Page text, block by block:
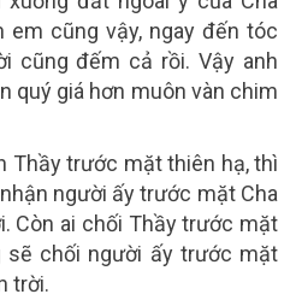
em cũng vậy, ngay đến tóc
cũng đếm cả rồi. Vậy anh
quý giá hơn muôn vàn chim
Thầy trước mặt thiên hạ, thì
người ấy trước mặt Cha
Còn ai chối Thầy trước mặt
sẽ chối người ấy trước mặt
trời.